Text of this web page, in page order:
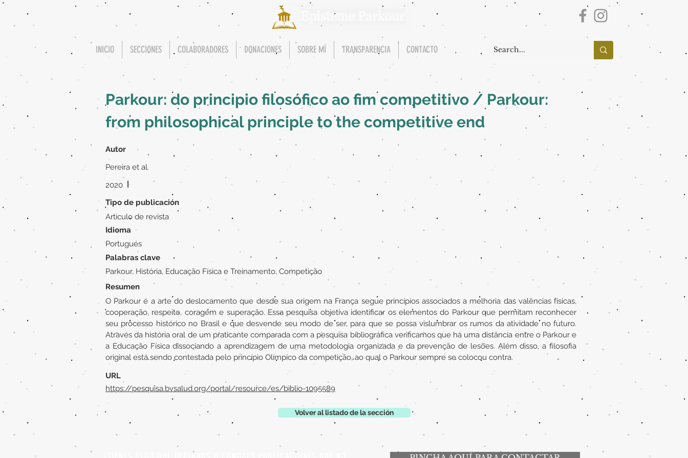
INICIO SECCIONES COLABORADORES DONACIONES SOBRE MÍ TRANSPARENCIA CONTACTO
Parkour: do principio filosófico ao fim competitivo / Parkour:
from philosophical principle to the competitive end
Autor
Pereira et al.
2020 |
Tipo de publicación
Artículo de revista
Idioma
Portugués
Palabras clave
Parkour, História, Educação Física e Treinamento, Competição
Resumen
O Parkour é a arte do deslocamento que desde sua origem na França segue princípios associados a melhoria das valências físicas,
cooperação, respeito, coragem e superação. Essa pesquisa objetiva identificar os elementos do Parkour que permitam reconhecer
seu processo histórico no Brasil e que desvende seu modo de ser, para que se possa vislumbrar os rumos da atividade no futuro.
Através da história oral de um praticante comparada com a pesquisa bibliográfica verificamos que há uma distância entre o Parkour e
a Educação Física dissociando a aprendizagem de uma metodologia organizada e da prevenção de lesões. Além disso, a filosofia
original está sendo contestada pelo princípio Olímpico da competição, ao qual o Parkour sempre se colocou contra.
URL
https://pesquisa.bvsalud.org/portal/resource/es/biblio-1095589
Volver al listado de la sección